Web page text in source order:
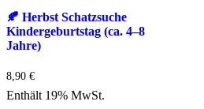
🍂 Herbst Schatzsuche
Kindergeburtstag (ca. 4–8
Jahre)
8,90 €
Enthält 19% MwSt.